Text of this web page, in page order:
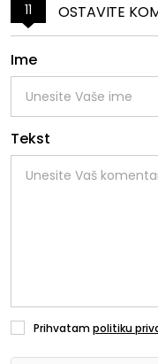
11 OSTAVITE
Ime
Tekst
Prihvatampolitiku